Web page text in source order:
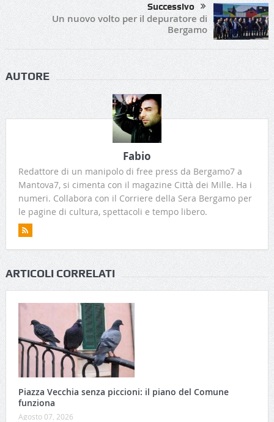
Successivo
Un nuovo volto per il depuratore di
Bergamo
AUTORE
Fabio
Redattore di un manipolo di free press da Bergamo7 a
Mantova7, si cimenta con il magazine Città dei Mille. Ha i
numeri. Collabora con il Corriere della Sera Bergamo per
le pagine di cultura, spettacoli e tempo libero.
ARTICOLI CORRELATI
Piazza Vecchia senza piccioni: il piano del Comune
funziona
Agosto 07, 2026